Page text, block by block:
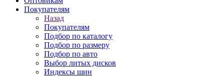
Покупателям
Назад
Покупателям
Подбор по каталогу
Подбор по размеру
Подбор по авто
Выбор литых дисков
Индексы шин